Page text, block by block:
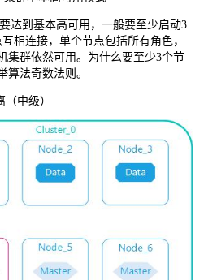
要达到基本高可用，一般要至少启动3
相连接，单个节点包括所有角色，
集群依然可用。为什么要至少3个节
算法奇数法则。
中级）